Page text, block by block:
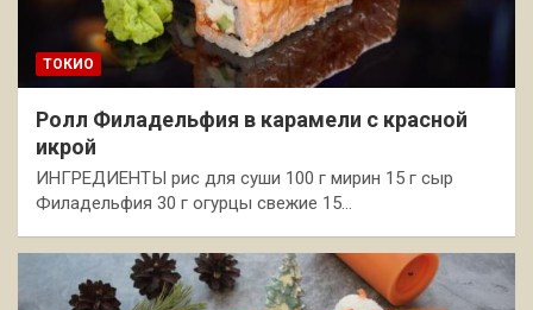
ТОКИО
Ролл Филадельфия в карамели с красной
икрой
ИНГРЕДИЕНТЫ рис для суши 100 г мирин 15 г сыр
Филадельфия 30 г огурцы свежие 15…